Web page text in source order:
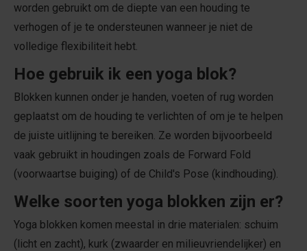
worden gebruikt om de diepte van een houding te
verhogen of je te ondersteunen wanneer je niet de
volledige flexibiliteit hebt.
Hoe gebruik ik een yoga blok?
Blokken kunnen onder je handen, voeten of rug worden
geplaatst om de houding te verlichten of om je te helpen
de juiste uitlijning te bereiken. Ze worden bijvoorbeeld
vaak gebruikt in houdingen zoals de Forward Fold
(voorwaartse buiging) of de Child's Pose (kindhouding).
Welke soorten yoga blokken zijn er?
Yoga blokken komen meestal in drie materialen: schuim
(licht en zacht), kurk (zwaarder en milieuvriendelijker) en